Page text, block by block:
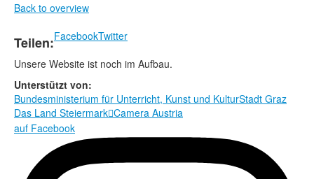
Camera Austria Preis
Fotoarchiv Pierre Bourdieu
Rechtliche Informationen
Back to overview
Teilen:FacebookTwitter
Unsere Website ist noch im Aufbau.
Unterstützt von:
Bundesministerium für Unterricht, Kunst und KulturStadt Graz
Das Land SteiermarkCamera Austria
auf Facebook